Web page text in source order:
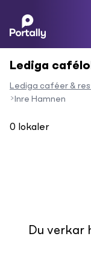
Lediga
Lediga caféer &
Inre Hamnen
0 lokaler
Du verkar